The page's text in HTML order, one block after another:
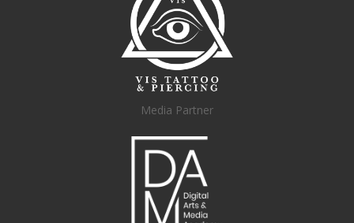
Media Partner